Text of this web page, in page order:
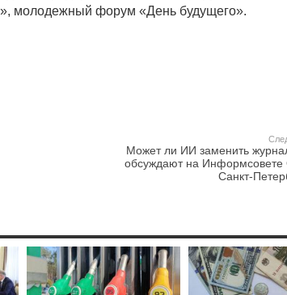
молодежный форум «День будущего».
Может ли ИИ заменить
обсуждают на
Санкт-